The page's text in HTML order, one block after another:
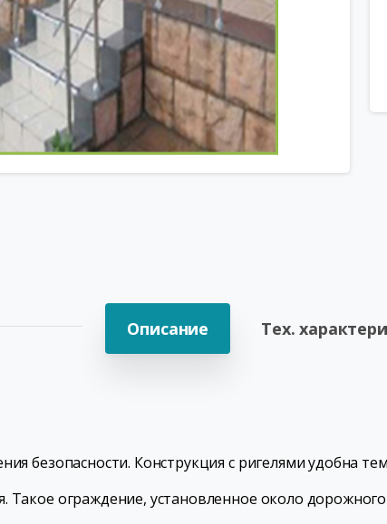
Описание Тех.
безопасности. Конструкция с ригелями удобна
Такое ограждение, установленное около